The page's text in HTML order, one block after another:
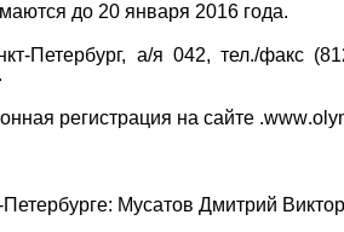
до 20 января 2016 года.
Петербург, а/я 042, тел./факс
.
регистрация на сайте .www.
Мусатов Дмитрий